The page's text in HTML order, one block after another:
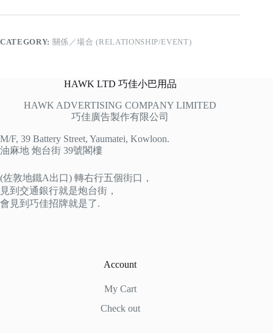
CATEGORY: 關係／場合 (RELATIONSHIP/EVENT)
HAWK LTD 巧佳小巴用品
HAWK ADVERTISING COMPANY LIMITED
巧佳廣告製作有限公司
M/F, 39 Battery Street, Yaumatei, Kowloon.
油麻地 炮台街 39號閣樓
(佐敦地鐵A出口) 轉右行五個街口，
見到交通銀行就是炮台街，
會見到巧佳招牌就是了.
Account
My Cart
Check out